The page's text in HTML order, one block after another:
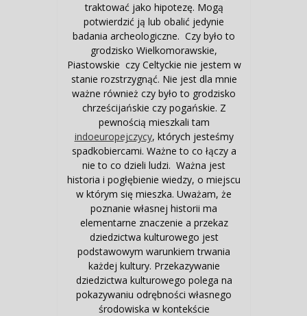
traktować jako hipotezę. Mogą
potwierdzić ją lub obalić jedynie
badania archeologiczne. Czy było to
grodzisko Wielkomorawskie,
Piastowskie czy Celtyckie nie jestem w
stanie rozstrzygnąć. Nie jest dla mnie
ważne również czy było to grodzisko
chrześcijańskie czy pogańskie. Z
pewnością mieszkali tam
indoeuropejczycy, których jesteśmy
spadkobiercami. Ważne to co łączy a
nie to co dzieli ludzi. Ważna jest
historia i pogłębienie wiedzy, o miejscu
w którym się mieszka. Uważam, że
poznanie własnej historii ma
elementarne znaczenie a przekaz
dziedzictwa kulturowego jest
podstawowym warunkiem trwania
każdej kultury. Przekazywanie
dziedzictwa kulturowego polega na
pokazywaniu odrębności własnego
środowiska w kontekście